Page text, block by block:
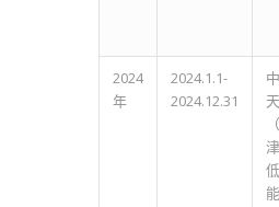
2024
年
2024.1.1-
2024.12.31
津